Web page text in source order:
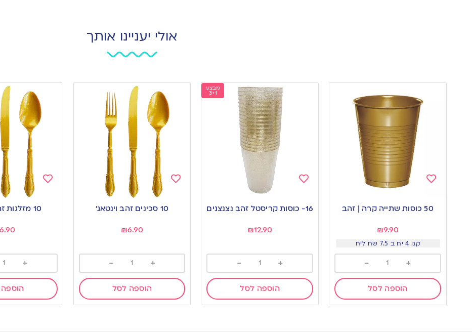
אולי יעניינו אותך
to
50 כוסות שתייה קרה | זהב
₪9.90
קנו 4 יח ב 7.5 שח ליח
+
-
הוספה לסל
מבצע
3+1
to16- כוסות קריסטל זהב נצנצנים
₪12.90
+
-
הוספה לסל
10 סכינים זהב וינטאג’
₪6.90
+
-
הוספה לסל
10 מזלגות זהב וינטאג’
6.90
+